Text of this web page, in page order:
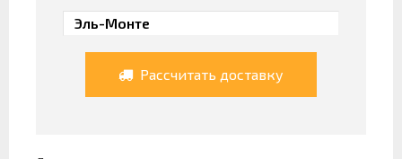
Рассчитать доставку